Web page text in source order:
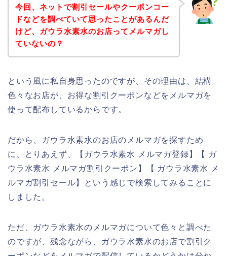
今回、ネットで割引セールやクーポンコー
ドなどを調べていて思ったことがあるんだ
けど、ガウラ水素水のお店ってメルマガし
ていないの？
という風に私自身思ったのですが、その理由は、結構
色々なお店が、お得な割引クーポンなどをメルマガを
使って配布しているからです。
だから、ガウラ水素水のお店のメルマガを探すため
に、とりあえず、【ガウラ水素水 メルマガ登録】【 ガ
ウラ水素水 メルマガ割引クーポン】【 ガウラ水素水 メ
ルマガ割引セール】という感じで検索してみることに
しました。
ただ、ガウラ水素水のメルマガについて色々と調べた
のですが、残念ながら、ガウラ水素水のお店で割引ク